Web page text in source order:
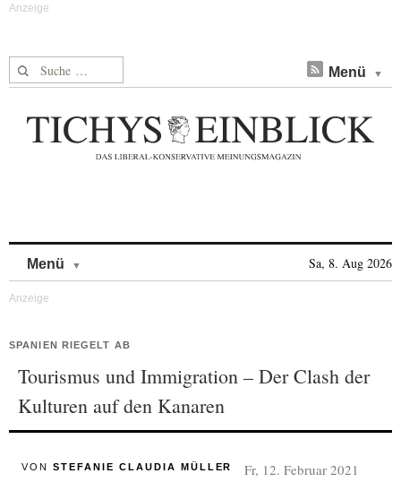
Suche nach: Menü
Menü Sa, 8. Aug 2026
SPANIEN RIEGELT AB
Tourismus und Immigration – Der Clash der
Kulturen auf den Kanaren
VON STEFANIE CLAUDIA MÜLLER Fr, 12. Februar 2021